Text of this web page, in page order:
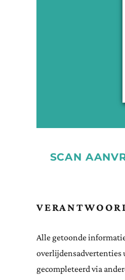
SCAN
Alle getoonde
overlijdensadvertenties
gecompleteerd via